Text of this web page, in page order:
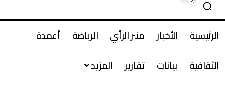
الرئيسية الأخبار منبر الرأي الرياضة
أعمدة
الثقافية
بيانات تقارير المزيد